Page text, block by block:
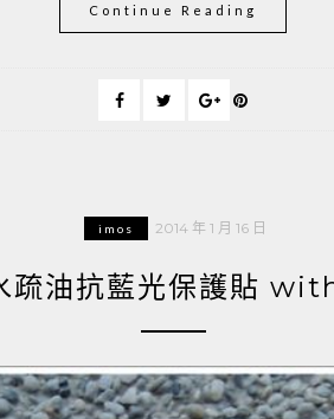
Continue Reading
imos 2014 年 1 月 16 日
疏油抗藍光保護貼